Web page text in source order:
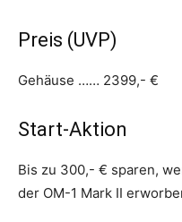
Preis (UVP)
Gehäuse …… 2399,- €
Start-Aktion
Bis zu 300,- € sparen,
der OM-1 Mark II